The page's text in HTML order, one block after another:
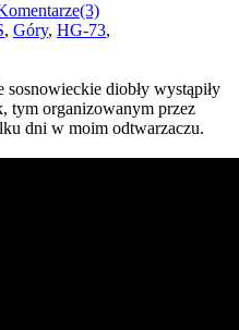
, Góry, HG-73,
diobły wystąpiły
tym organizowanym przez
dni w moim odtwarzaczu.